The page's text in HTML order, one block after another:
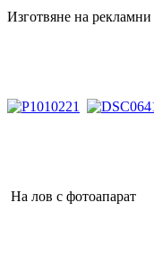
Изготвяне на
На лов с фотоапарат